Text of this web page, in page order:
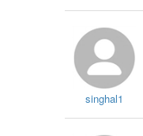
singhal1